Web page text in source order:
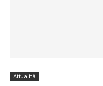
Attualità